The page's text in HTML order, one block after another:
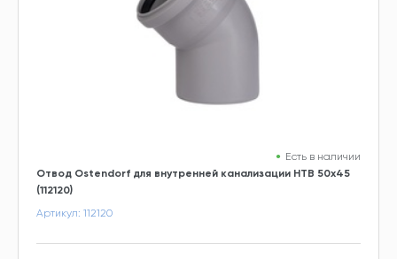
Есть в наличии
Отвод Ostendorf для внутренней канализации HTB 50х45
(112120)
Артикул: 112120